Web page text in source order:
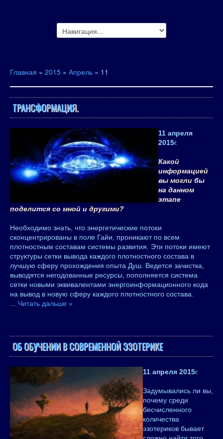
Главная » 2015 » Апрель » 11
ТРАНСФОРМАЦИЯ.
11 апреля
2015г.
Какой
информацией
вы могли бы
на данном
этапе
поделится со мной и другими?
Необходимо знать, что энергетические потоки
сконцентрированы в поле Гайи, проникают по всем
плотностным составам системы развития. Эти потоки имеют
структуры сетки вывода каждого плотностного состава в
лучшую сферу прохождения опыта Душ. Ведется зачистка,
выводятся негодованные ресурсы, пополняется система
сетки новыми эквивалентами энергоинформационного кода
на вывод в новую сферу каждого плотностного состава.
Читать дальше »
ОБ ОБУЧЕНИИ В СОВРЕМЕННОЙ ЭЗОТЕРИКЕ
11 апреля 2015г.
Задумывались ли вы,
почему среди
бесчисленного
количества
эзотериков бывает